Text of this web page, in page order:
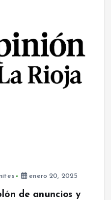
enero 20, 2025
de anuncios y